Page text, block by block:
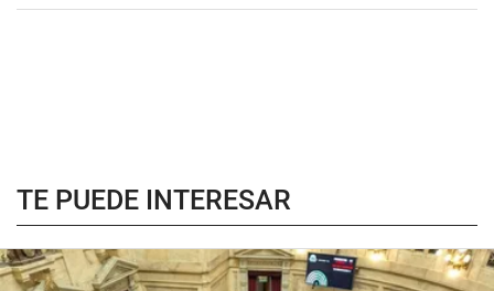
TE PUEDE INTERESAR